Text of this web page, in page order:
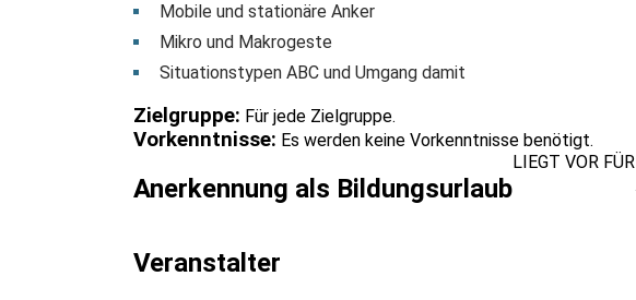
Mobile und stationäre Anker
Mikro und Makrogeste
Situationstypen ABC und Umgang damit
Zielgruppe: Für jede Zielgruppe.
Vorkenntnisse: Es werden keine Vorkenntnisse benötigt.
Anerkennung als Bildungsurlaub
LIEGT VOR FÜR
Veranstalter